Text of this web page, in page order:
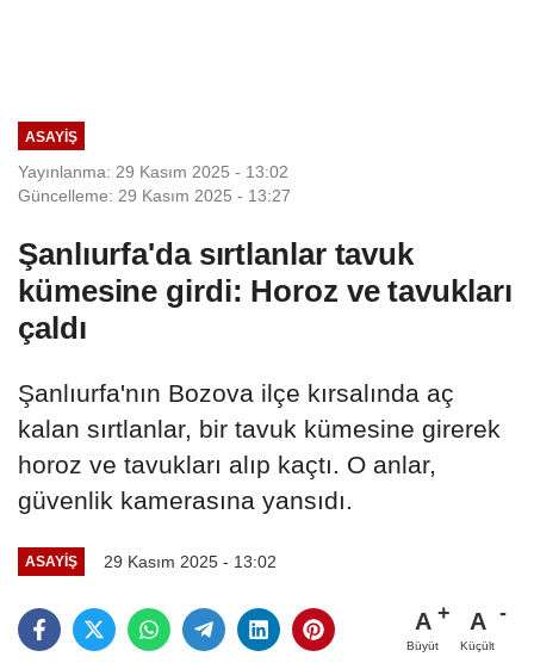
ASAYIŞ
Yayınlanma: 29 Kasım 2025 - 13:02
Güncelleme: 29 Kasım 2025 - 13:27
Şanlıurfa'da sırtlanlar tavuk
kümesine girdi: Horoz ve tavukları
çaldı
Şanlıurfa'nın Bozova ilçe kırsalında aç
kalan sırtlanlar, bir tavuk kümesine girerek
horoz ve tavukları alıp kaçtı. O anlar,
güvenlik kamerasına yansıdı.
ASAYIŞ 29 Kasım 2025 - 13:02
A
Büyüt
A
Küçült